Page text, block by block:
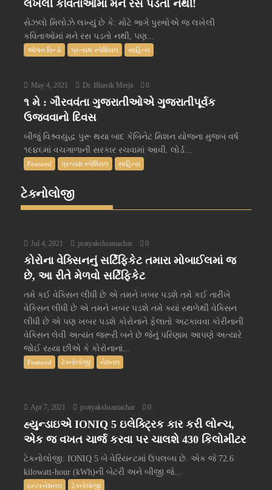
લખેલી કવિતાઓમાં મને રસ પડતો નથી!
સેઝલો મિલોઝે લખ્યું છે કે: મોટે ભાગે પુરુષોએ જ લખેલી
કવિતાઓમાં મને રસ પડતો નથી, પણ...
ઓપન વિન્ડો પ્રત્યક્ષ સ્પેશિયલ સાહિત્ય
May 4, 2021 Dr. Bhavik Merja 0
૧ મે : ગૌરવવંતા ગુજરાતીઓએ ગુજરાતીપૂર્વક
ઉજવવાનો દિવસ
બીજું વિશ્ર્વયુદ્ધ પુરૂ થયા બાદ કેબિનેટ મિશન યોજના મુજબ વર્ષ
૧૯૪૬માં વચગાળાની સરકાર રચવામાં આવી. લોર્ડ...
Featured પ્રત્યક્ષ સ્પેશિયલ સાહિત્ય
ટેક્નોલોજી
Jul 4, 2021 pratyakshsamachar 0
કોરોના વેક્સિનનું સર્ટિફિકેટ તમારા મોબાઈલમાં જ
છે, આ રીતે મેળવો સર્ટિફિકેટ
તમે કઈ વેક્સિન લીધી છે એ તમને ખબર પડશે તમે કઈ તારીખે
વેક્સિન લીધી છે એ તમને ખબર પડશે તમે ક્યાં સ્થળેથી વેક્સિન
લીધી છે એ પણ ખબર પડશે કોરોનાને ફેલાતો અટકાવવા કોરીનાની
વેક્સિન લેવી અત્યંત જરૂરી બને છે જેનું પરિણામ આપણે અત્યારે
જોઈ રહ્યા છીએ કે કોરોનાનાં...
Featured ટેક્નોલોજી નેશનલ
Apr 7, 2021 pratyakshsamachar 0
હ્યુન્ડાઇએ IONIQ 5 ઇલેક્ટ્રિક કાર કરી લોન્ચ,
એક જ વખત ચાર્જ કરવા પર ચાલશે 430 કિલોમીટર
ટેકનોલોજી: IONIQ 5 બે વેરિયન્ટમાં ઉપલબ્ધ છે. એક જે 72.6
kilowatt-hour (kWh)ની બેટરી અને બીજી જે...
ઇન્ટરનેશનલ ટેક્નોલોજી